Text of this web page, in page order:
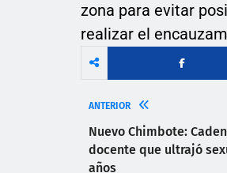
zona para evitar
realizar el
ANTERIOR
Nuevo Chimbote:
docente que ultrajó
años